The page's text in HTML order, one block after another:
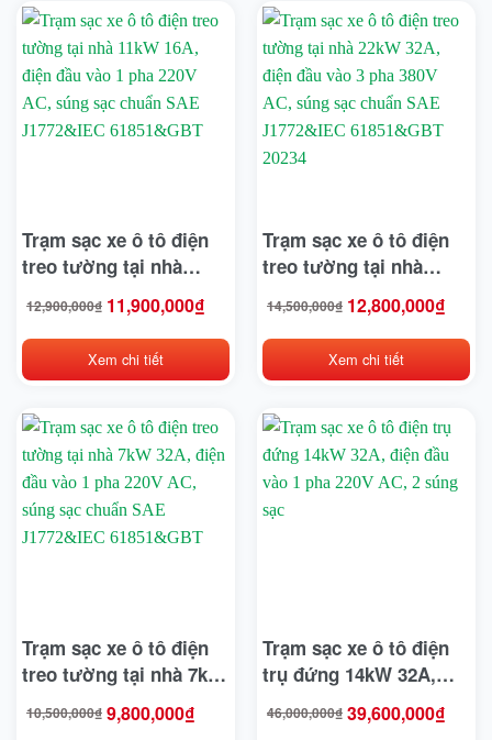
RoyPow
SAIC-GM-Wuling Motors
Sumitomo
Tia Sáng
Toyota
Tùng Lâm
Vespa
Vinfast
Vision
Wuling
Xmen
Yadea
chuẩn SAE J1772&IEC
61851&GBT 20234
Trạm sạc xe ô tô điện
treo tường tại nhà
11kW 16A, điện đầu vào
1 pha 220V AC, súng
sạc chuẩn SAE
J1772&IEC 61851&GBT
12,900,000₫
Giá
gốc
12,900,000₫.
11,900,000₫
Giá
hiện
là:
11,900,000₫.
Xem chi tiết
Trạm sạc xe ô tô điện
treo tường tại nhà
22kW 32A, điện đầu vào
3 pha 380V AC, súng
sạc chuẩn SAE
J1772&IEC 61851&GBT
14,500,000₫
Giá
gốc
14,500,000₫.
12,800,000₫
Giá
hiện
là:
12,800,000₫.
Xem chi tiết
Trạm sạc xe ô tô điện
treo tường tại nhà 7kW
220V AC, súng sạc
10,500,000₫
Giá
gốc 9,800,000₫
Giá
hiện
Trạm sạc xe ô tô điện
trụ đứng 14kW 32A,
220V AC, 2 súng sạc
46,000,000₫
Giá
gốc 39,600,000₫
Giá
hiện